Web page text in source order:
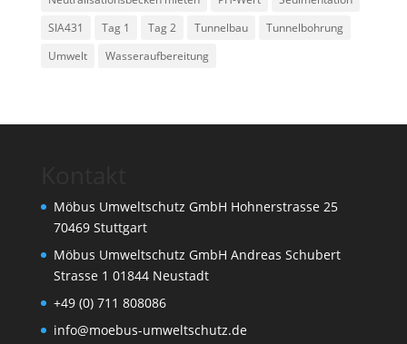
SIA431
Tag 1 Tag 2 Tunnelbau
Tunnelbohrung
Umwelt
Wasseraufbereitung
Möbus Umweltschutz GmbH Hohnerstrasse 25
70469 Stuttgart
Möbus Umweltschutz GmbH Andreas Schubert
Strasse 1 01844 Neustadt
+49 (0) 711 808086
info@moebus-umweltschutz.de